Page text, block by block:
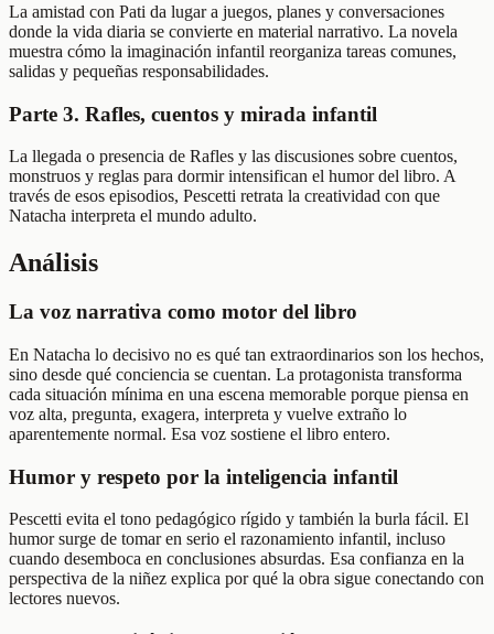
La amistad con Pati da lugar a juegos, planes y conversaciones
donde la vida diaria se convierte en material narrativo. La novela
muestra cómo la imaginación infantil reorganiza tareas comunes,
salidas y pequeñas responsabilidades.
Parte 3. Rafles, cuentos y mirada infantil
La llegada o presencia de Rafles y las discusiones sobre cuentos,
monstruos y reglas para dormir intensifican el humor del libro. A
través de esos episodios, Pescetti retrata la creatividad con que
Natacha interpreta el mundo adulto.
Análisis
La voz narrativa como motor del libro
En Natacha lo decisivo no es qué tan extraordinarios son los hechos,
sino desde qué conciencia se cuentan. La protagonista transforma
cada situación mínima en una escena memorable porque piensa en
voz alta, pregunta, exagera, interpreta y vuelve extraño lo
aparentemente normal. Esa voz sostiene el libro entero.
Humor y respeto por la inteligencia infantil
Pescetti evita el tono pedagógico rígido y también la burla fácil. El
humor surge de tomar en serio el razonamiento infantil, incluso
cuando desemboca en conclusiones absurdas. Esa confianza en la
perspectiva de la niñez explica por qué la obra sigue conectando con
lectores nuevos.